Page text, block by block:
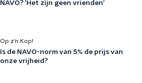
NAVO? 'Het zijn geen vrienden'
Op z’n Kop!
Is de NAVO-norm van 5% de prijs van
onze vrijheid?